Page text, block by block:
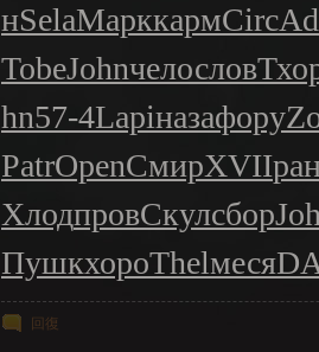
нSelaМарккармCirc
TobeJohnчелослов
hn57-4Lapiназафору
PatrOpenСмирXVII
ХлодпровСкулсбор
ПушкхороThelмеся
回復